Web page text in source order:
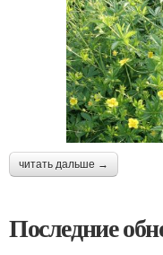
читать дальше →
Последние